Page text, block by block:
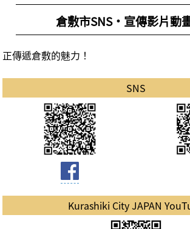
倉敷市SNS・宣傳影片動
正傳遞倉敷的魅力！
SNS
Kurashiki City JAPAN